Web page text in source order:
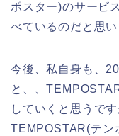
ポスター)のサービ
べているのだと思い
今後、私自身も、
と、、
していくと思うで
TEMPOSTAR(テン